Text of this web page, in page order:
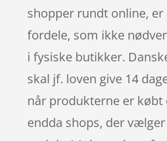
shopper rundt online, er
fordele, som ikke
i fysiske butikker.
skal jf. loven give 14
når produkterne er købt
endda shops, der